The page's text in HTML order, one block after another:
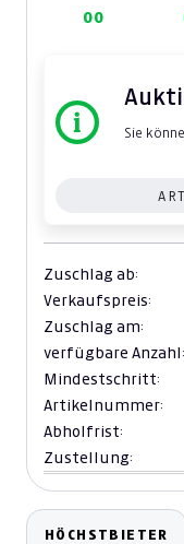
00
Sie
Zuschlag ab:
Verkaufspreis:
Zuschlag am:
verfügbare Anzahl:
Mindestschritt:
Artikelnummer:
Abholfrist:
Zustellung:
HÖCHSTBIETER